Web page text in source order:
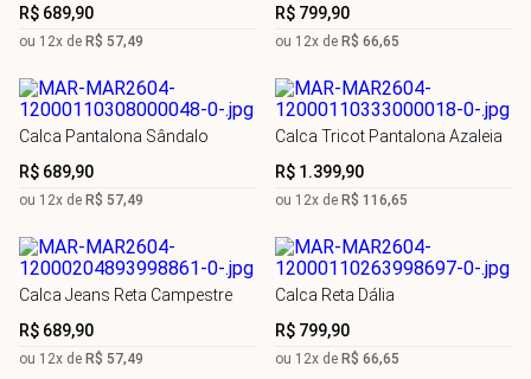
R$ 689,90
ou 12x de R$ 57,49
R$ 799,90
ou 12x de R$ 66,65
Calca Pantalona Sândalo
R$ 689,90
ou 12x de R$ 57,49
Calca Tricot Pantalona Azaleia
R$ 1 .399,90
ou 12x de R$ 116,65
Calca Jeans Reta Campestre
R$ 689,90
ou 12x de R$ 57,49
Calca Reta Dália
R$ 799,90
ou 12x de R$ 66,65